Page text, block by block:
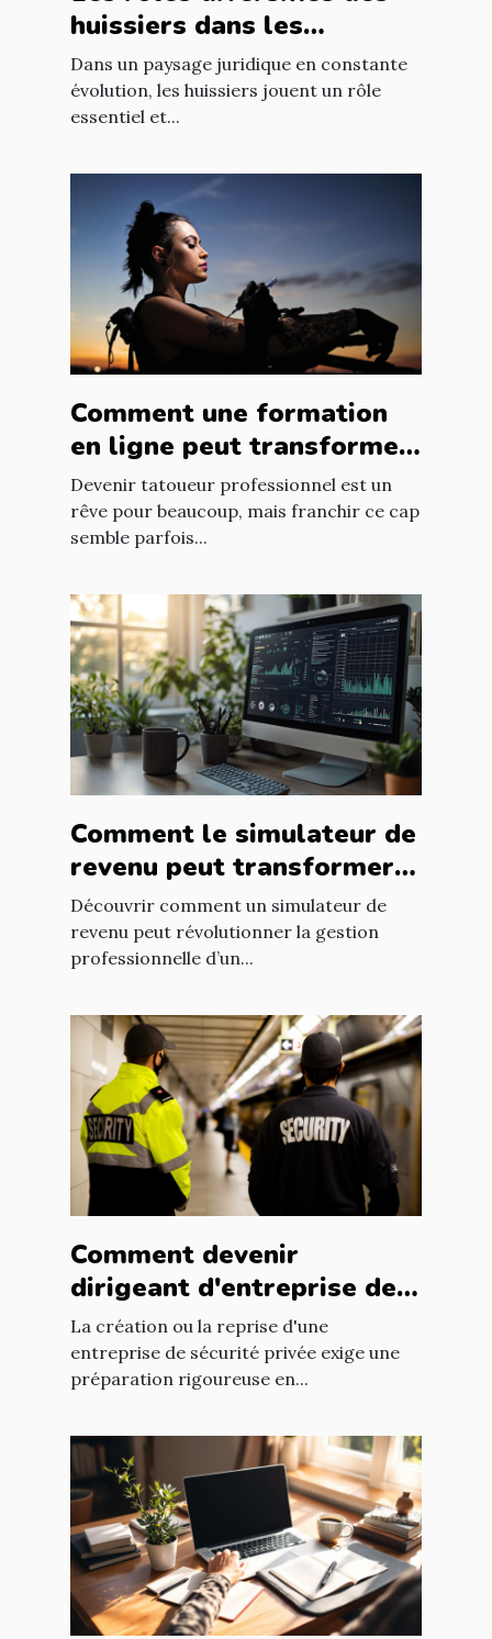
huissiers dans les
procédures juridiques
modernes
Dans un paysage juridique en constante
évolution, les huissiers jouent un rôle
essentiel et...
Comment une formation
en ligne peut transformer
les novices en tatoueurs
professionnels
Devenir tatoueur professionnel est un
rêve pour beaucoup, mais franchir ce cap
semble parfois...
Comment le simulateur de
revenu peut transformer
la carrière d'un freelance
Découvrir comment un simulateur de
revenu peut révolutionner la gestion
professionnelle d’un...
Comment devenir
dirigeant d'entreprise de
sécurité privée avec une
formation ?
La création ou la reprise d'une
entreprise de sécurité privée exige une
préparation rigoureuse en...